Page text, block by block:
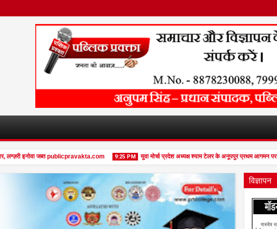
इनोवा जब्त publicpravakta.com 9:25 PM
Feb
युवा मोर्चा प्रदेश अध्यक्ष श्याम टेलर के अनूपपुर प्रथम आगमन पर
विज्ञापन